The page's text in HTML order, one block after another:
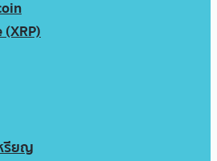
รียญ